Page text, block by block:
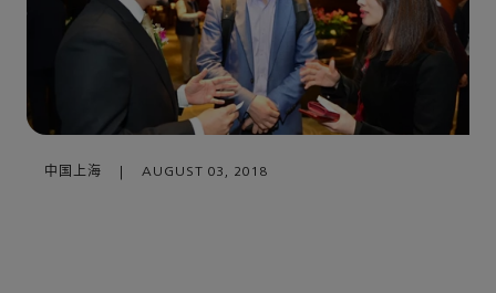
中国上海 AUGUST 03, 2018